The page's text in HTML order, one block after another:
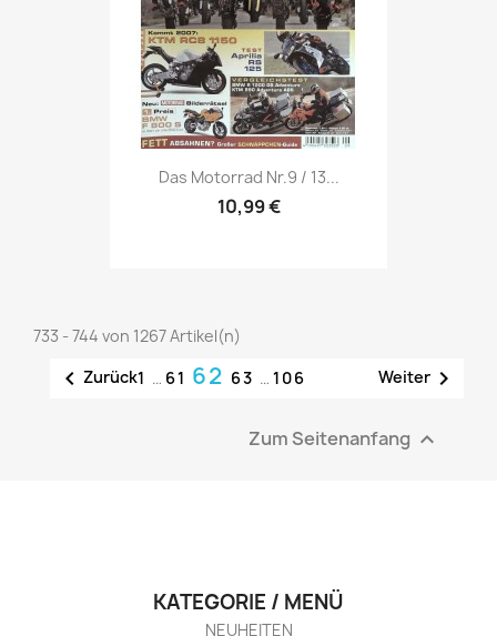
Vorschau
Das Motorrad Nr.9 / 13...
10,99 €
733 - 744 von 1267 Artikel(n)
 Zurück1 … 61 62 63 … 106 Weiter 
Zum Seitenanfang 
KATEGORIE / MENÜ
NEUHEITEN